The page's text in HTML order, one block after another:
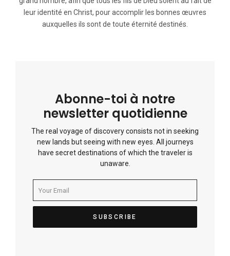
leur identité en Christ, pour accomplir les bonnes œuvres
auxquelles ils sont de toute éternité destinés.
Abonne-toi à notre
newsletter quotidienne
The real voyage of discovery consists not in seeking
new lands but seeing with new eyes. All journeys
have secret destinations of which the traveler is
unaware.